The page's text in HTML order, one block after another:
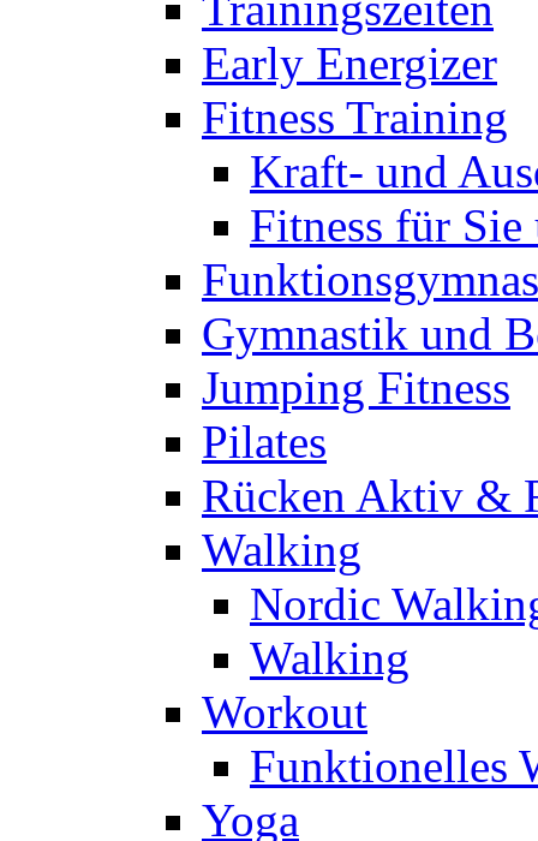
Early Energizer
Fitness Training
Kraft- und
Fitness für
Gymnastik und
Jumping Fitness
Pilates
Rücken Aktiv &
Walking
Nordic
Walking
Workout
Funktionelles
Yoga